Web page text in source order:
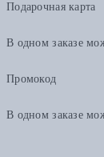
Подарочная карта
В одном заказе
Промокод
В одном заказе